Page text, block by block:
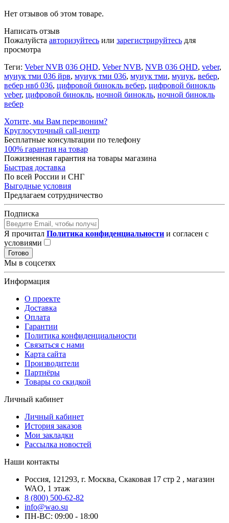
Нет отзывов об этом товаре.
Написать отзыв
Пожалуйста авторизуйтесь или зарегистрируйтесь для
просмотра
Теги: Veber NVB 036 QHD, Veber NVB, NVB 036 QHD, veber,
муиук тми 036 йрв, муиук тми 036, муиук тми, муиук, вебер,
вебер нвб 036, цифровой бинокль вебер, цифровой бинокль
veber, цифровой бинокль, ночной бинокль, ночной бинокль
вебер
Хотите, мы Вам перезвоним?
Круглосуточный call-центр
Бесплатные консультации по телефону
100% гарантия на товар
Пожизненная гарантия на товары магазина
Быстрая доставка
По всей России и СНГ
Выгодные условия
Предлагаем сотрудничество
Подписка
Я прочитал Политика конфиденциальности и согласен с
условиями
Готово
Мы в соцсетях
Информация
О проекте
Доставка
Оплата
Гарантии
Политика конфиденциальности
Связаться с нами
Карта сайта
Производители
Партнёры
Товары со скидкой
Личный кабинет
Личный кабинет
История заказов
Мои закладки
Рассылка новостей
Наши контакты
Россия, 121293, г. Москва, Скаковая 17 стр 2 , магазин
WAO, 1 этаж
8 (800) 500-62-82
info@wao.su
ПН-ВС: 09:00 - 18:00